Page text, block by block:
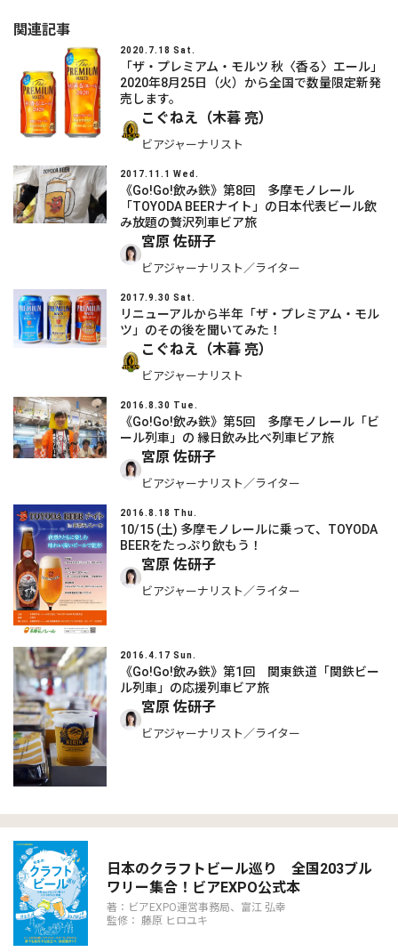
関連記事
2020.7.18 Sat.
「ザ・プレミアム・モルツ 秋〈香る〉エール」
2020年8月25日（火）から全国で数量限定新発
売します。
こぐねえ（木暮 亮）
ビアジャーナリスト
2017.11.1 Wed.
《Go!Go!飲み鉄》第8回 多摩モノレール
「TOYODA BEERナイト」の日本代表ビール飲
み放題の贅沢列車ビア旅
宮原 佐研子
ビアジャーナリスト／ライター
2017.9.30 Sat.
リニューアルから半年「ザ・プレミアム・モル
ツ」のその後を聞いてみた！
こぐねえ（木暮 亮）
ビアジャーナリスト
2016.8.30 Tue.
《Go!Go!飲み鉄》第5回 多摩モノレール「ビ
ール列車」の 縁日飲み比べ列車ビア旅
宮原 佐研子
ビアジャーナリスト／ライター
2016.8.18 Thu.
10/15 (土) 多摩モノレールに乗って、TOYODA
BEERをたっぷり飲もう！
宮原 佐研子
ビアジャーナリスト／ライター
2016.4.17 Sun.
《Go!Go!飲み鉄》第1回 関東鉄道「関鉄ビー
ル列車」の応援列車ビア旅
宮原 佐研子
ビアジャーナリスト／ライター
日本のクラフトビール巡り 全国203ブル
ワリー集合！ビアEXPO公式本
著：ビアEXPO運営事務局、富江 弘幸
監修： 藤原 ヒロユキ